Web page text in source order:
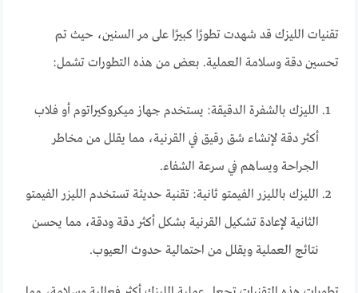
تقنيات الليزك قد شهدت تطورًا كبيرًا على مر السنين، حيث تم
تحسين دقة وسلامة العملية. بعض من هذه التطورات تشمل:
الليزك بالشفرة الدقيقة: يستخدم جهاز ميكروكيراتوم أو فلاب
أكثر دقة لإنشاء شق رقيق في القرنية، مما يقلل من مخاطر
الجراحة ويساهم في سرعة الشفاء.
الليزك بالليزر الفيمتو ثانية: تقنية حديثة تستخدم الليزر الفيمتو
الثانية لإعادة تشكيل القرنية بشكل أكثر دقة ودقة، مما يحسن
نتائج العملية ويقلل من احتمالية حدوث العيوب.